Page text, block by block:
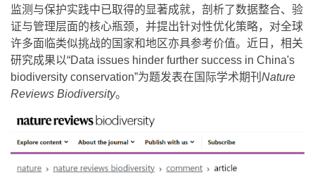
监测与保护实践中已取得的显著成就，剖析了数据整合、验
证与管理层面的核心瓶颈，并提出针对性优化策略，对全球
许多面临类似挑战的国家和地区亦具参考价值。近日，相关
研究成果以“Data issues hinder further success in China's
biodiversity conservation”为题发表在国际学术期刊 Nature
Reviews Biodiversity。